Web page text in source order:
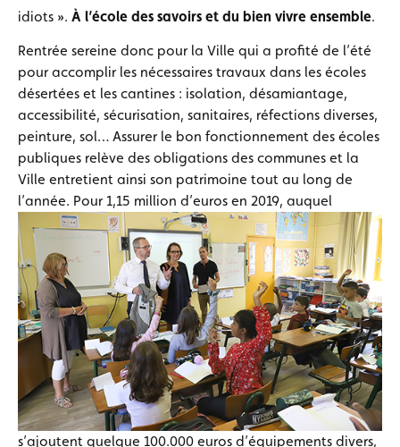
idiots ». À l’école des savoirs et du bien vivre ensemble.
Rentrée sereine donc pour la Ville qui a profité de l’été
pour accomplir les nécessaires travaux dans les écoles
désertées et les cantines : isolation, désamiantage,
accessibilité, sécurisation, sanitaires, réfections diverses,
peinture, sol… Assurer le bon fonctionnement des écoles
publiques relève des obligations des communes et la
Ville entretient ainsi son patrimoine tout au long de
l’année. Pour 1,15 million d’euros en 2019, auquel
s’ajoutent quelque 100.000 euros d’équipements divers,